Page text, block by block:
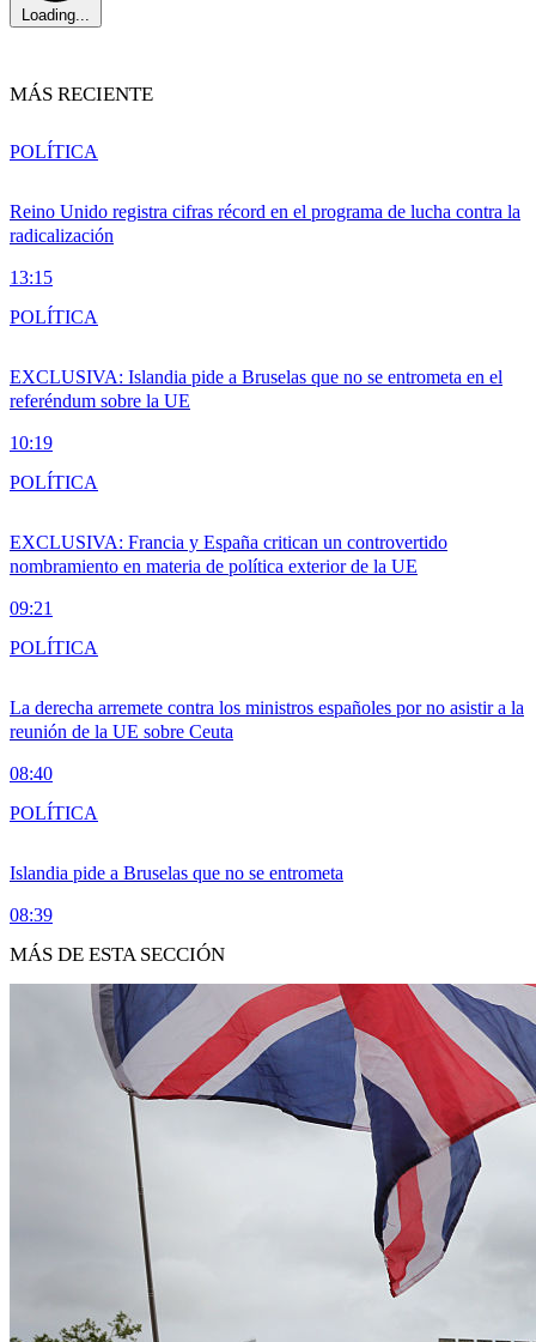
Loading...
MÁS RECIENTE
Reino Unido registra cifras récord en el programa de lucha contra la
radicalización
13:15
POLÍTICA
EXCLUSIVA: Islandia pide a Bruselas que no se entrometa en el
referéndum sobre la UE
10:19
POLÍTICA
EXCLUSIVA: Francia y España critican un controvertido
nombramiento en materia de política exterior de la UE
09:21
POLÍTICA
La derecha arremete contra los ministros españoles por no asistir a la
reunión de la UE sobre Ceuta
08:40
POLÍTICA
Islandia pide a Bruselas que no se entrometa
08:39
POLÍTICA
MÁS DE ESTA SECCIÓN